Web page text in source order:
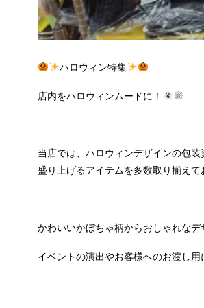
ハロウィン特集
店内をハロウィンムードに！
当店では、ハロウィンデザインの包
盛り上げるアイテムを多数取り揃えて
かわいいかぼちゃ柄からおしゃれな
イベントの演出やお客様へのお渡し用